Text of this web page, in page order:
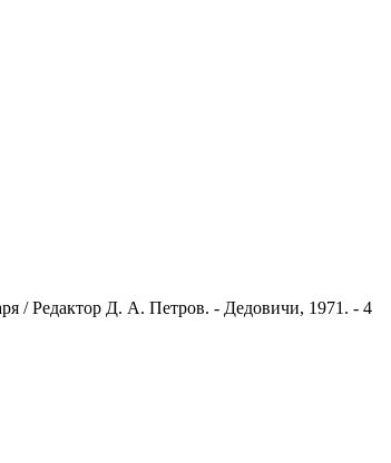
/ Редактор Д. А. Петров. - Дедовичи, 1971. - 4